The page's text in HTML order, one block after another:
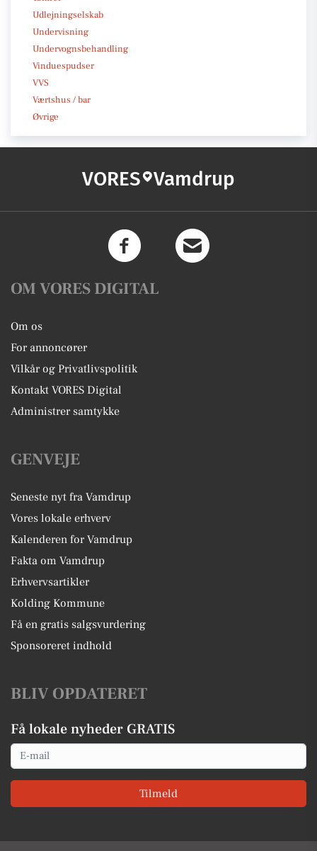
Udlejningselskab
Undervisning
Undervognsbehandling
Vinduespudser
VVS
Værtshus / bar
Øvrige
VORES Vamdrup
OM VORES DIGITAL
Om os
For annoncører
Vilkår og Privatlivspolitik
Kontakt VORES Digital
Administrer samtykke
GENVEJE
Seneste nyt fra Vamdrup
Vores lokale erhverv
Kalenderen for Vamdrup
Fakta om Vamdrup
Erhvervsartikler
Kolding Kommune
Få en gratis salgsvurdering
Sponsoreret indhold
BLIV OPDATERET
Få lokale nyheder GRATIS
Email
Tilmeld